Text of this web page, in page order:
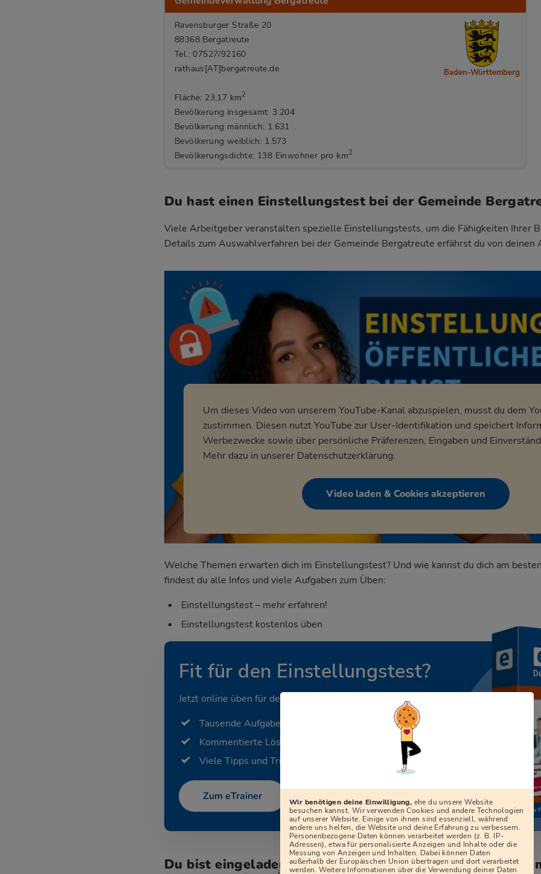
Ravensburger Straße 20
88368 Bergatreute
Tel.: 07527/92160
rathaus[AT]bergatreute.de
Fläche: 23,17 km2
Bevölkerung insgesamt: 3.204
Bevölkerung männlich: 1.631
Bevölkerung weiblich: 1.573
Bevölkerungsdichte: 138 Einwohner pro km2
Baden-Württemberg
Du hast einen Einstellungstest bei der Gemeinde
Viele Arbeitgeber veranstalten spezielle Einstellungstests, um die Fähigkeiten Ihrer
Details zum Auswahlverfahren bei der Gemeinde Bergatreute erfährst du von deinen
Um dieses Video von unserem YouTube-Kanal abzuspielen, musst du dem
zustimmen. Diesen nutzt YouTube zur User-Identifikation und speichert
Werbezwecke sowie über persönliche Präferenzen, Eingaben und
Mehr dazu in unserer Datenschutzerklärung.
Video laden & Cookies akzeptieren
Welche Themen erwarten dich im Einstellungstest? Und wie kannst du dich am
findest du alle Infos und viele Aufgaben zum Üben:
Einstellungstest – mehr erfahren!
Einstellungstest kostenlos üben
Fit für den Einstellungstest?
Jetzt online üben für deinen Beruf.
Tausende Aufgaben
Kommentierte Lösungen
Viele Tipps und Tricks
Zum eTrainer
Du bist eingeladen zum Vorstellungsgespräch bei der
Wir benötigen deine Einwilligung, ehe du unsere Website
besuchen kannst. Wir verwenden Cookies und andere Technologien
auf unserer Website. Einige von ihnen sind essenziell, während
andere uns helfen, die Website und deine Erfahrung zu verbessern.
Personenbezogene Daten können verarbeitet werden (z. B. IP-
Adressen), etwa für personalisierte Anzeigen und Inhalte oder die
Messung von Anzeigen und Inhalten. Dabei können Daten
außerhalb der Europäischen Union übertragen und dort verarbeitet
werden. Weitere Informationen über die Verwendung deiner Daten